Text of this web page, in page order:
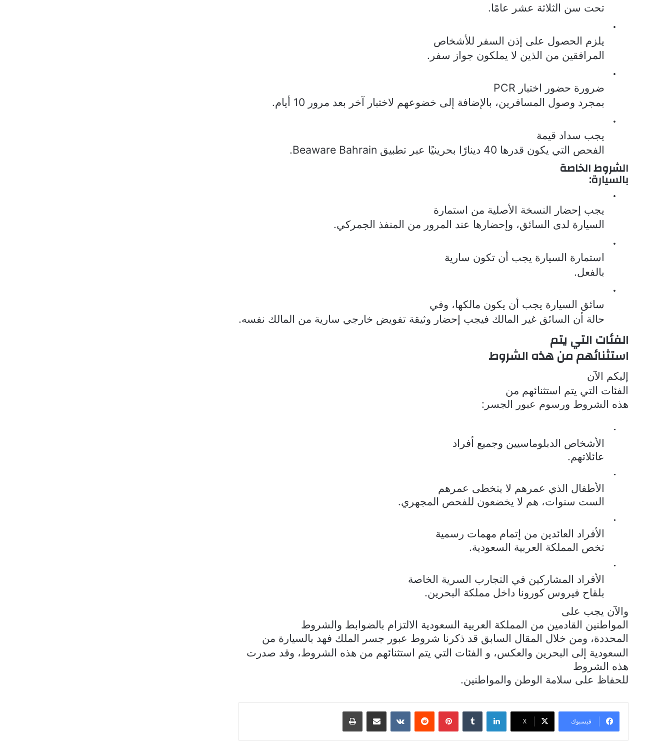
تحت سن الثلاثة عشر عامًا.
·
يلزم الحصول على إذن السفر للأشخاص
المرافقين من الذين لا يملكون جواز سفر.
·
ضرورة حضور اختبار PCR
بمجرد وصول المسافرين، بالإضافة إلى خضوعهم لاختبار آخر بعد مرور 10 أيام.
·
يجب سداد قيمة
الفحص التي يكون قدرها 40 دينارًا بحرينيًا عبر تطبيق
Beaware Bahrain
.
الشروط الخاصة
بالسيارة:
·
يجب إحضار النسخة الأصلية من استمارة
السيارة لدى السائق، وإحضارها عند المرور من المنفذ الجمركي.
·
استمارة السيارة يجب أن تكون سارية
بالفعل.
·
سائق السيارة يجب أن يكون مالكها، وفي
حالة أن السائق غير المالك فيجب إحضار وثيقة تفويض خارجي سارية من المالك نفسه.
الفئات التي يتم
استثنائهم من هذه الشروط
إليكم الآن
الفئات التي يتم استثنائهم من
هذه الشروط ورسوم عبور الجسر:
·
الأشخاص الدبلوماسيين وجميع أفراد
عائلاتهم.
·
الأطفال الذي عمرهم لا يتخطى عمرهم
الست سنوات، هم لا يخضعون للفحص المجهري.
·
الأفراد العائدين من إتمام مهمات رسمية
تخص المملكة العربية السعودية.
·
الأفراد المشاركين في التجارب السرية الخاصة
بلقاح فيروس كورونا داخل مملكة البحرين.
والآن يجب على
المواطنين القادمين من المملكة العربية السعودية الالتزام بالضوابط والشروط
المحددة، ومن خلال المقال السابق قد ذكرنا شروط عبور جسر الملك فهد بالسيارة من
السعودية إلى البحرين والعكس، و الفئات التي يتم استثنائهم من هذه الشروط، وقد صدرت
هذه الشروط
للحفاظ على سلامة الوطن والمواطنين.
فيسبوك ‫X
لينكدإن بينتيريست مشاركة عبر البريد طباعة